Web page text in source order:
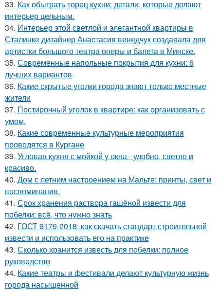
33. Как обыграть торец кухни: детали, которые делают
интерьер цельным.
34. Интерьер этой светлой и элегантной квартиры в
Сталинке дизайнер Анастасия венедчук создавала для
артистки большого театра оперы и балета в Минске.
35. Современные напольные покрытия для кухни: 6
лучших вариантов
36. Какие скрытые уголки города знают только местные
жители
37. Постирочный уголок в квартире: как организовать с
умом.
38. Какие современные культурные мероприятия
проводятся в Кургане
39. Угловая кухня с мойкой у окна - удобно, светло и
красиво.
40. Дом с летним настроением на Мальте: принты, свет и
воспоминания.
41. Срок хранения раствора гашёной извести для
побелки: всё, что нужно знать
42. ГОСТ 9179-2018: как скачать стандарт строительной
извести и использовать его на практике
43. Сколько хранится известь для побелки: полное
руководство
44. Какие театры и фестивали делают культурную жизнь
города насыщенной